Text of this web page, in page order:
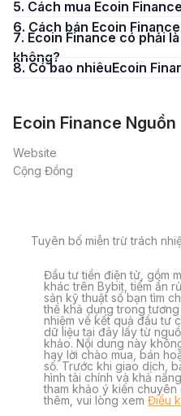
5. Cách mua Ecoin
6. Cách bán Ecoin
7. Ecoin Finance có phải là khoản đầu tư tốt
không?
8. Có bao nhiêuEcoin
Ecoin Finance Nguồn
Website
Cộng Đồng
Tuyên bố miễn trừ trách
Đầu tư tiền điện tử, gồm
khác trên Bybit, tiềm ẩn
sản kỹ thuật số bạn tìm
thể khả dụng trong
nhiệm về kết quả đầu tư
dữ liệu tại đây lấy từ
khảo. Nội dung này
hay lời chào mua, bán
số. Trước khi giao dịch,
hình tài chính và khả
tham khảo ý kiến
thêm, vui lòng xem Điều